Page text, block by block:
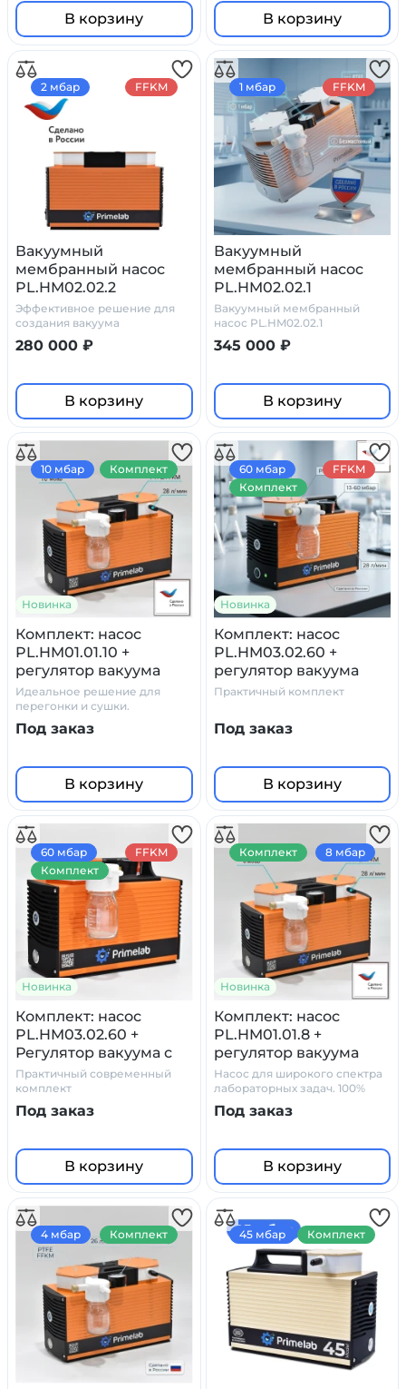
В корзину В корзину
Вакуумный
мембранный насос
PL.HM02.02.2
Эффективное решение для
создания вакуума
280 000 ₽
В корзину
2 мбар FFKM
Вакуумный
мембранный насос
PL.HM02.02.1
Вакуумный мембранный
насос PL.HM02.02.1
345 000 ₽
В корзину
1 мбар FFKM
Новинка
Комплект: насос
PL.HM01.01.10 +
регулятор вакуума
стеклянный сосуд
ловушка, с
манометром
Идеальное решение для
перегонки и сушки.
Под заказ
В корзину
10 мбар Комплект
Новинка
Комплект: насос
PL.HM03.02.60 +
регулятор вакуума
стеклянный сосуд
манометром
Практичный комплект
Под заказ
В корзину
60 мбар
FFKM
Комплект
Новинка
Комплект: насос
PL.HM03.02.60 +
Регулятор вакуума с
манометром и
сепаратором
(ловушкой)
Практичный современный
комплект
Под заказ
В корзину
60 мбар
FFKM
Комплект
Новинка
Комплект: насос
PL.HM01.01.8 +
pегулятор вакуума
стеклянный сосуд
ловушка, с
манометром
Насос для широкого спектра
лабораторных задач. 100%
химостойкость. Практичные
аксессуары
Под заказ
В корзину
Комплект 8 мбар
4 мбар Комплект 45 мбар Комплект